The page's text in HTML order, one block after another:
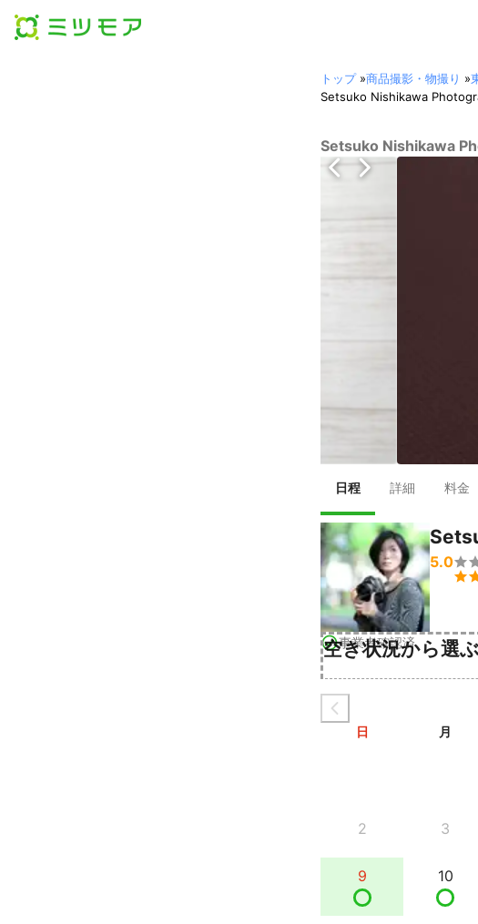
トップ»商品撮影・物撮り »
Setsuko Nishikawa
Setsuko Nishikawa
日程 詳細 料金
事業者確認済
5.0
空き状況から選ぶ
日 月
2 3
9 10